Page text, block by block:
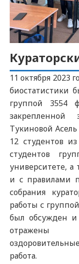
11 октября 2023
биостатистики
группой 3554
закрепленной
Тукиновой
12 студентов
студентов
университете,
и с правилами
собрания
работы с
был обсужден и
отражены
работа.